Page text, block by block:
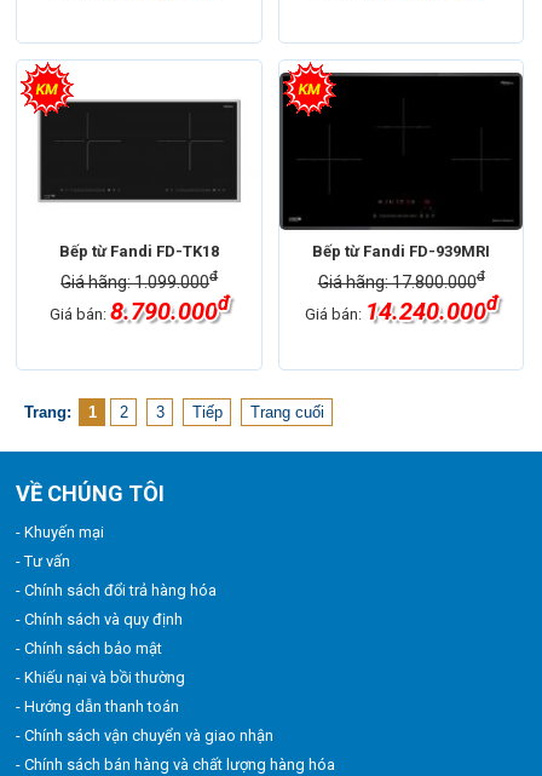
Bếp từ Fandi FD-TK18
Giá hãng: 1.099.000đ
Giá bán: 8.790.000đ
Bếp từ Fandi FD-939MRI
Giá hãng: 17.800.000đ
Giá bán: 14.240.000đ
Trang: 1 2 3 Tiếp Trang cuối
VỀ CHÚNG TÔI
- Khuyến mại
- Tư vấn
- Chính sách đổi trả hàng hóa
- Chính sách và quy định
- Chính sách bảo mật
- Khiếu nại và bồi thường
- Hướng dẫn thanh toán
- Chính sách vận chuyển và giao nhận
- Chính sách bán hàng và chất lượng hàng hóa